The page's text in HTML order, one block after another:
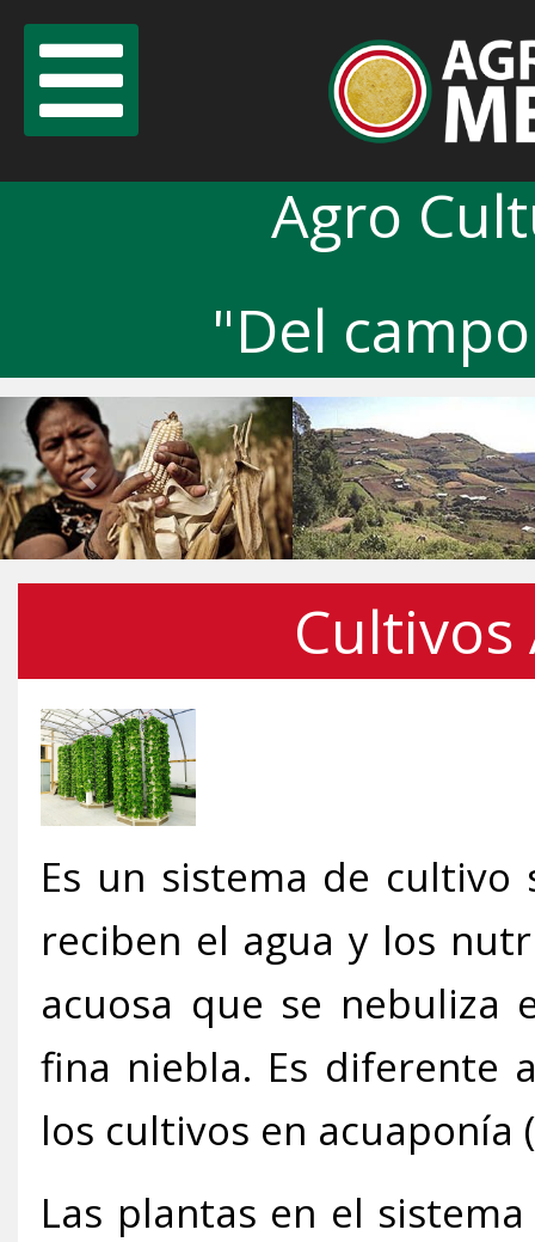
Agro
"Del
Previous
Es un sistema de
reciben el agua y los
acuosa que se
fina niebla. Es diferente
los cultivos en acuaponía
Las plantas en el